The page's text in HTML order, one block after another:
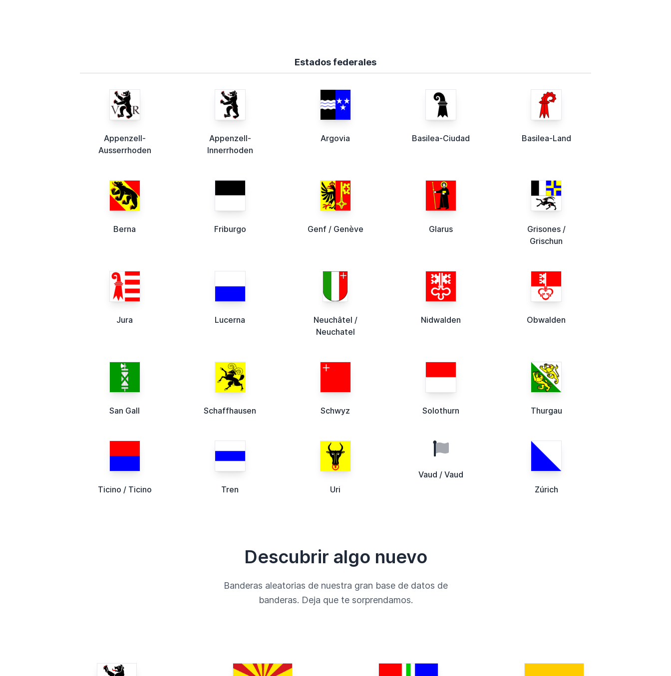
Estados federales
Appenzell-
Ausserrhoden
Appenzell-
Innerrhoden
Argovia Basilea-Ciudad Basilea-Land
Berna Friburgo Genf / Genève Glarus
Grisones /
Grischun
Jura Lucerna
Neuchâtel /
Neuchatel
Nidwalden Obwalden
San Gall Schaffhausen Schwyz Solothurn Thurgau
Ticino / Ticino Tren Uri
Vaud / Vaud
Zúrich
Descubrir algo nuevo
Banderas aleatorias de nuestra gran base de datos de
banderas. Deja que te sorprendamos.